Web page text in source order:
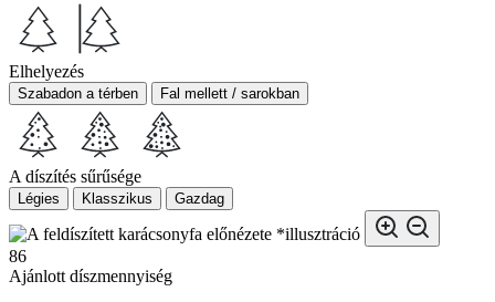
Elhelyezés
Szabadon a térben Fal mellett / sarokban
A díszítés sűrűsége
Légies Klasszikus Gazdag
*illusztráció
86
Ajánlott díszmennyiség